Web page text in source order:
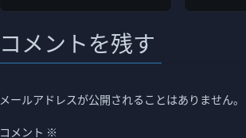
コメントを残す
メールアドレスが公開されることはありません。
コメント ※